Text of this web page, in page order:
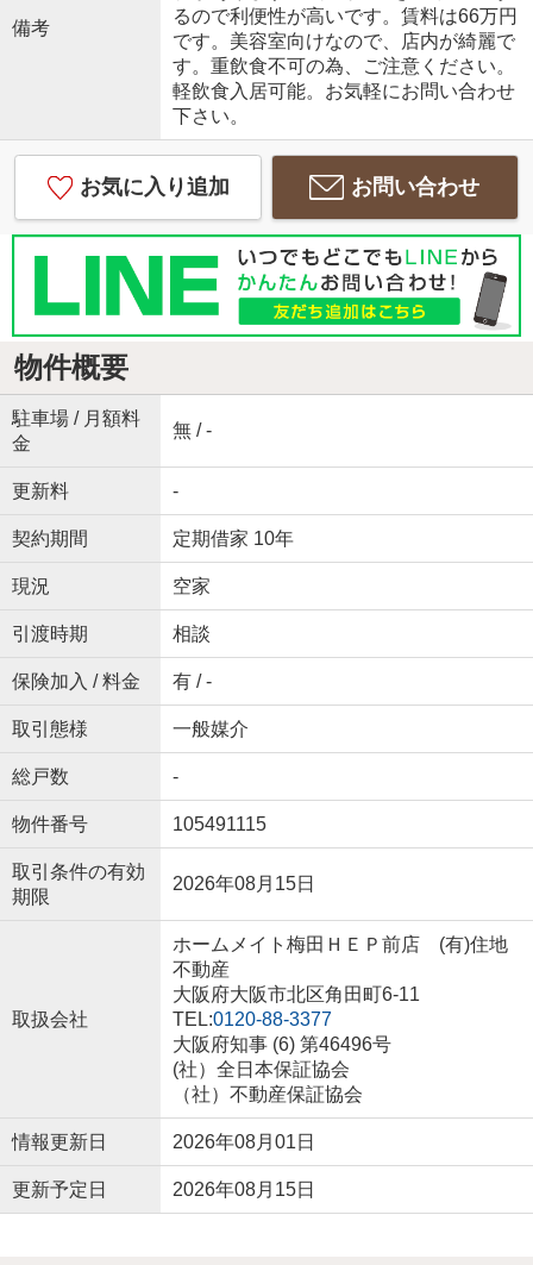
備考
るので利便性が高いです。賃料は66万円
です。美容室向けなので、店内が綺麗で
す。重飲食不可の為、ご注意ください。
軽飲食入居可能。お気軽にお問い合わせ
下さい。
お気に入り追加 お問い合わせ
物件概要
駐車場 / 月額料
金
無 / -
更新料 -
契約期間 定期借家 10年
現況 空家
引渡時期 相談
保険加入 / 料金 有 / -
取引態様 一般媒介
総戸数 -
物件番号 105491115
取引条件の有効
期限
2026年08月15日
取扱会社
ホームメイト梅田ＨＥＰ前店 (有)住地
不動産
大阪府大阪市北区角田町6-11
TEL:0120-88-3377
大阪府知事 (6) 第46496号
(社）全日本保証協会
（社）不動産保証協会
情報更新日 2026年08月01日
更新予定日 2026年08月15日